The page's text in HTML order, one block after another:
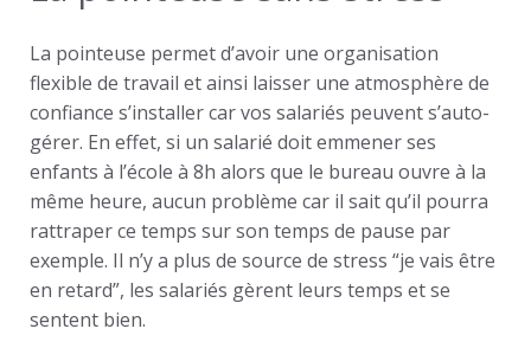
La pointeuse permet d’avoir une organisation
flexible de travail et ainsi laisser une atmosphère de
confiance s’installer car vos salariés peuvent s’auto-
gérer. En effet, si un salarié doit emmener ses
enfants à l’école à 8h alors que le bureau ouvre à la
même heure, aucun problème car il sait qu’il pourra
rattraper ce temps sur son temps de pause par
exemple. Il n’y a plus de source de stress “je vais être
en retard”, les salariés gèrent leurs temps et se
sentent bien.